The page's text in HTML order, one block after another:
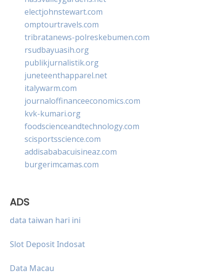
electjohnstewart.com
omptourtravels.com
tribratanews-polreskebumen.com
rsudbayuasih.org
publikjurnalistik.org
juneteenthapparel.net
italywarm.com
journaloffinanceeconomics.com
kvk-kumari.org
foodscienceandtechnology.com
scisportsscience.com
addisababacuisineaz.com
burgerimcamas.com
ADS
data taiwan hari ini
Slot Deposit Indosat
Data Macau